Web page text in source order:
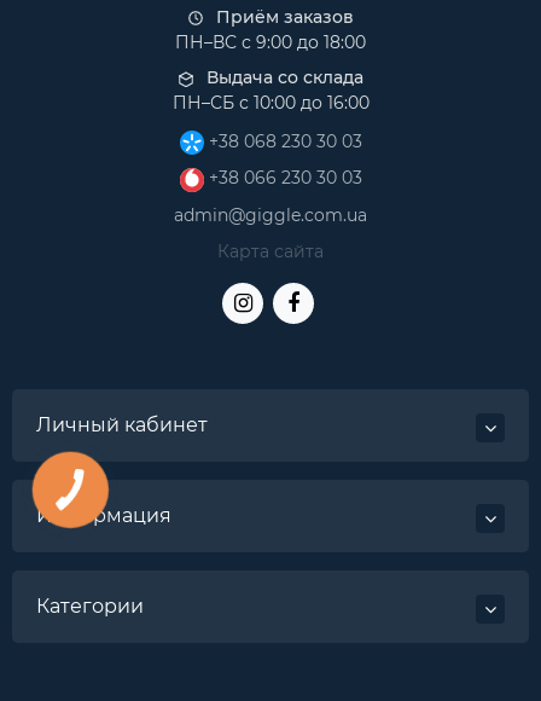
Приём заказов
ПН–ВС с 9:00 до 18:00
Выдача со склада
ПН–СБ с 10:00 до 16:00
+38 068 230 30 03
+38 066 230 30 03
admin@giggle.com.ua
Карта сайта
Личный кабинет
Информация
Категории